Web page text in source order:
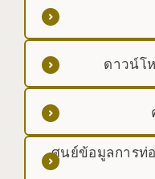
ดาวน์โ
ศูนย์ข้อมูลการท่